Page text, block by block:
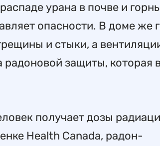
урана в почве и
опасности. В доме же
и стыки, а
защиты, которая
получает дозы
Health Canada, радон-